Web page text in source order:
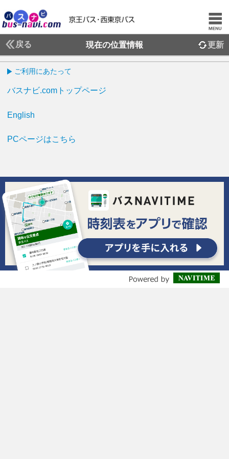
戻る 現在の位置情報 更新
ご利用にあたって
バスナビ.comトップページ
English
PCページはこちら